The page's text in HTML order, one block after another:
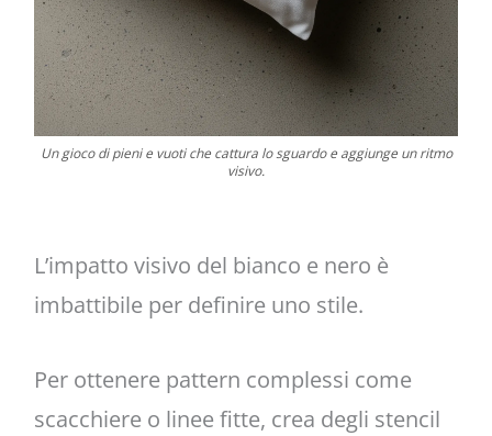
Un gioco di pieni e vuoti che cattura lo sguardo e aggiunge un ritmo
visivo.
L’impatto visivo del bianco e nero è
imbattibile per definire uno stile.
Per ottenere pattern complessi come
scacchiere o linee fitte, crea degli stencil